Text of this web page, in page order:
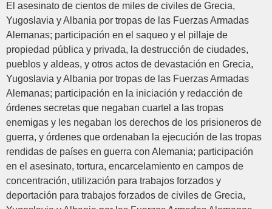
El asesinato de cientos de miles de civiles de Grecia,
Yugoslavia y Albania por tropas de las Fuerzas Armadas
Alemanas; participación en el saqueo y el pillaje de
propiedad pública y privada, la destrucción de ciudades,
pueblos y aldeas, y otros actos de devastación en Grecia,
Yugoslavia y Albania por tropas de las Fuerzas Armadas
Alemanas; participación en la iniciación y redacción de
órdenes secretas que negaban cuartel a las tropas
enemigas y les negaban los derechos de los prisioneros de
guerra, y órdenes que ordenaban la ejecución de las tropas
rendidas de países en guerra con Alemania; participación
en el asesinato, tortura, encarcelamiento en campos de
concentración, utilización para trabajos forzados y
deportación para trabajos forzados de civiles de Grecia,